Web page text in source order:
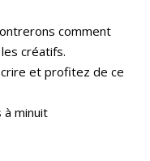
comment
créatifs.
et profitez de ce
à minuit